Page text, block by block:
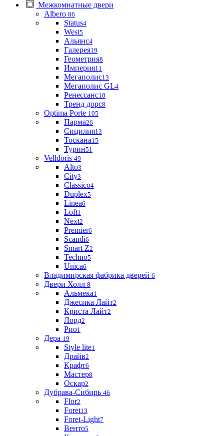
Межкомнатные двери
Albero 86
Status4
West5
Альянс4
Галерея19
Геометрия8
Империя11
Мегаполис13
Мегаполис GL4
Ренессанс10
Тренд дорс8
Optima Porte 105
Парма26
Сицилия13
Тоскана15
Турин51
Velldoris 49
Alto3
City3
Classico4
Duplex5
Linea6
Loft1
Next2
Premier6
Scandi6
Smart Z2
Techno5
Unica6
Владимирская фабрика дверей 6
Двери Холл 8
Альмека1
Джесика Лайт2
Криста Лайт2
Лорд2
Рио1
Дера 19
Style lite1
Драйв2
Крафт6
Мастер8
Оскар2
Дубрава-Сибирь 46
Flor2
Foret13
Foret-Light7
Венто5